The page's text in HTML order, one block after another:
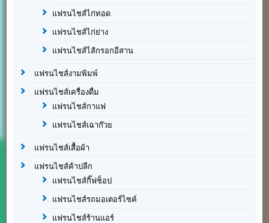
แฟรนไชส์ไก่ทอด
แฟรนไชส์ไก่ย่าง
แฟรนไชส์ไส้กรอกอีสาน
แฟรนไชส์งามพิมพ์
แฟรนไชส์เครื่องดื่ม
แฟรนไชส์กาแฟ
แฟรนไชส์เฉาก๊วย
แฟรนไชส์เสื้อผ้า
แฟรนไชส์ค้าปลีก
แฟรนไชส์กิ๊ฟช็อป
แฟรนไชส์รถมอเตอร์ไซค์
แฟรนไชส์ร้านแอร์